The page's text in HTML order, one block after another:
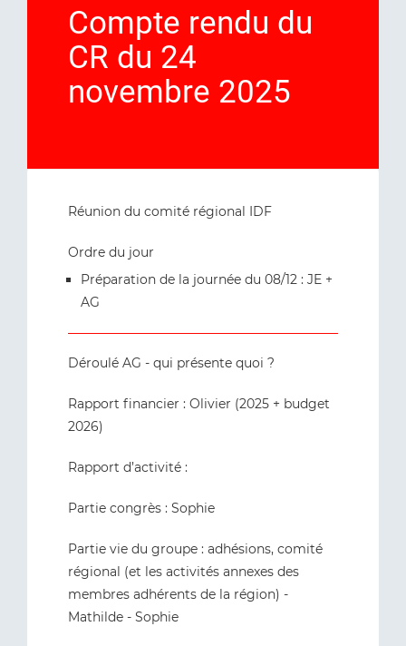
Compte rendu du
CR du 24
novembre 2025
Réunion du comité régional IDF
Ordre du jour
Préparation de la journée du 08/12 : JE +
AG
Déroulé AG - qui présente quoi ?
Rapport financier : Olivier (2025 + budget
2026)
Rapport d’activité :
Partie congrès : Sophie
Partie vie du groupe : adhésions, comité
régional (et les activités annexes des
membres adhérents de la région) -
Mathilde - Sophie